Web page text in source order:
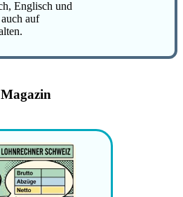
Englisch und
auf
Magazin